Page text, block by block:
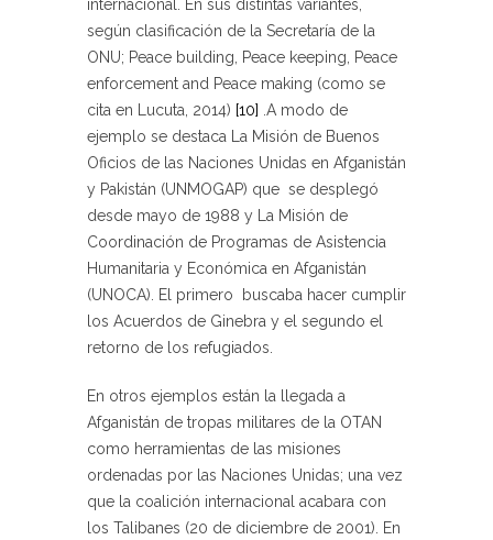
internacional. En sus distintas variantes,
según clasificación de la Secretaría de la
ONU; Peace building, Peace keeping, Peace
enforcement and Peace making (como se
cita en Lucuta, 2014) [10] .A modo de
ejemplo se destaca La Misión de Buenos
Oficios de las Naciones Unidas en Afganistán
y Pakistán (UNMOGAP) que se desplegó
desde mayo de 1988 y La Misión de
Coordinación de Programas de Asistencia
Humanitaria y Económica en Afganistán
(UNOCA). El primero buscaba hacer cumplir
los Acuerdos de Ginebra y el segundo el
retorno de los refugiados.
En otros ejemplos están la llegada a
Afganistán de tropas militares de la OTAN
como herramientas de las misiones
ordenadas por las Naciones Unidas; una vez
que la coalición internacional acabara con
los Talibanes (20 de diciembre de 2001). En